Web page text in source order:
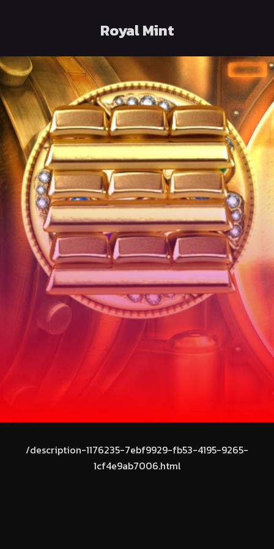
Royal Mint
/description-1176235-7ebf9929-fb53-4195-9265-
1cf4e9ab7006.html